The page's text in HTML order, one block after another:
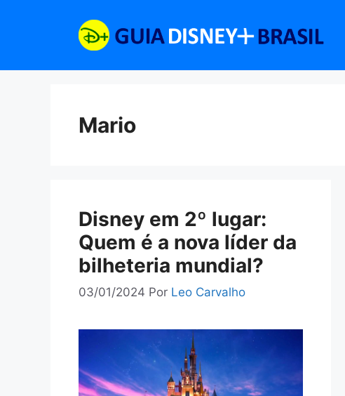
Mario
Disney em 2º lugar:
Quem é a nova líder da
bilheteria mundial?
03/01/2024 Por Leo Carvalho